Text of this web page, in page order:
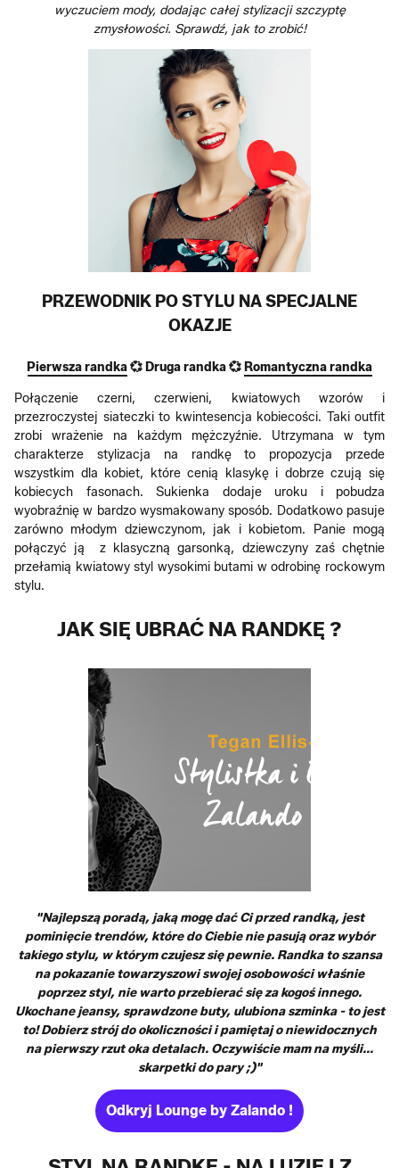
wyczuciem mody, dodając całej stylizacji szczyptę
zmysłowości. Sprawdź, jak to zrobić!
PRZEWODNIK PO STYLU NA SPECJALNE
OKAZJE
Pierwsza randka💞 Druga randka💞 Romantyczna randka
Połączenie czerni, czerwieni, kwiatowych wzorów i
przezroczystej siateczki to kwintesencja kobiecości. Taki outfit
zrobi wrażenie na każdym mężczyźnie. Utrzymana w tym
charakterze stylizacja na randkę to propozycja przede
wszystkim dla kobiet, które cenią klasykę i dobrze czują się
kobiecych fasonach. Sukienka dodaje uroku i pobudza
wyobraźnię w bardzo wysmakowany sposób. Dodatkowo pasuje
zarówno młodym dziewczynom, jak i kobietom. Panie mogą
połączyć ją z klasyczną garsonką, dziewczyny zaś chętnie
przełamią kwiatowy styl wysokimi butami w odrobinę rockowym
stylu.
JAK SIĘ UBRAĆ NA RANDKĘ ?
"Najlepszą poradą, jaką mogę dać Ci przed randką, jest
pominięcie trendów, które do Ciebie nie pasują oraz wybór
takiego stylu, w którym czujesz się pewnie. Randka to szansa
na pokazanie towarzyszowi swojej osobowości właśnie
poprzez styl, nie warto przebierać się za kogoś innego.
Ukochane jeansy, sprawdzone buty, ulubiona szminka - to jest
to! Dobierz strój do okoliczności i pamiętaj o niewidocznych
na pierwszy rzut oka detalach. Oczywiście mam na myśli...
skarpetki do pary ;)"
Odkryj Lounge by Zalando !